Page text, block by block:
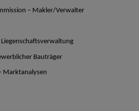
– Makler/Verwalter
Bauträger
Marktanalysen